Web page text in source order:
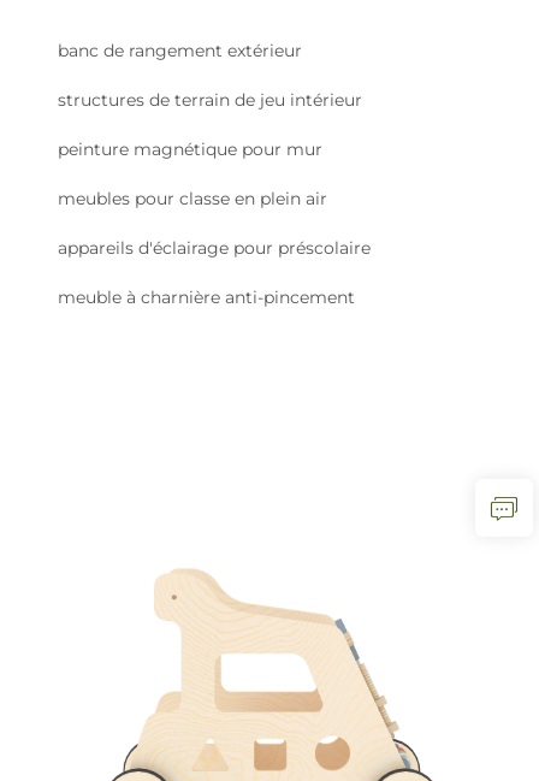
banc de rangement extérieur
structures de terrain de jeu intérieur
peinture magnétique pour mur
meubles pour classe en plein air
appareils d'éclairage pour préscolaire
meuble à charnière anti-pincement